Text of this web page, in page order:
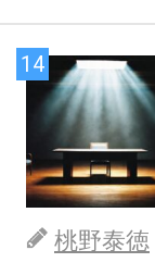
14
桃野泰徳